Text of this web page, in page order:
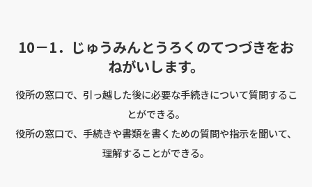
10－1．じゅうみんとうろくのてつづきをお
ねがいします。
役所の窓口で、引っ越した後に必要な手続きについて質問するこ
とができる。
役所の窓口で、手続きや書類を書くための質問や指示を聞いて、
理解することができる。